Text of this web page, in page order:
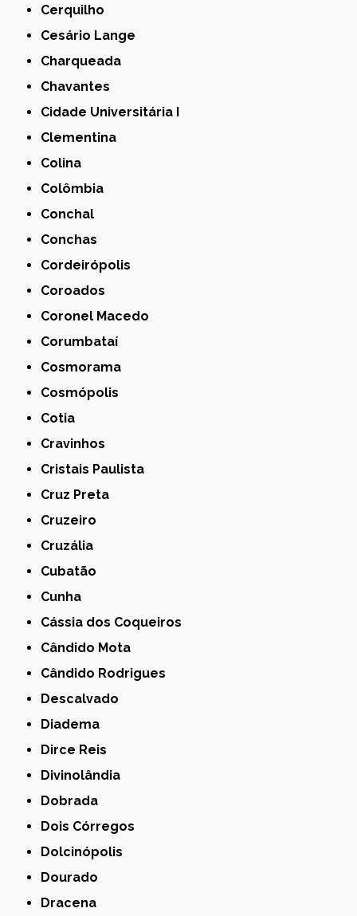
Cerquilho
Cesário Lange
Charqueada
Chavantes
Cidade Universitária I
Clementina
Colina
Colômbia
Conchal
Conchas
Cordeirópolis
Coroados
Coronel Macedo
Corumbataí
Cosmorama
Cosmópolis
Cotia
Cravinhos
Cristais Paulista
Cruz Preta
Cruzeiro
Cruzália
Cubatão
Cunha
Cássia dos Coqueiros
Cândido Mota
Cândido Rodrigues
Descalvado
Diadema
Dirce Reis
Divinolândia
Dobrada
Dois Córregos
Dolcinópolis
Dourado
Dracena